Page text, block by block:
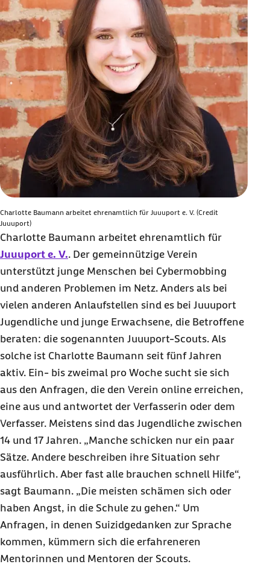
Charlotte Baumann arbeitet ehrenamtlich für Juuuport e. V. (Credit
Juuuport)
Charlotte Baumann arbeitet ehrenamtlich für
Juuuport e. V.. Der gemeinnützige Verein
unterstützt junge Menschen bei Cybermobbing
und anderen Problemen im Netz. Anders als bei
vielen anderen Anlaufstellen sind es bei Juuuport
Jugendliche und junge Erwachsene, die Betroffene
beraten: die sogenannten Juuuport-Scouts. Als
solche ist Charlotte Baumann seit fünf Jahren
aktiv. Ein- bis zweimal pro Woche sucht sie sich
aus den Anfragen, die den Verein online erreichen,
eine aus und antwortet der Verfasserin oder dem
Verfasser. Meistens sind das Jugendliche zwischen
14 und 17 Jahren. „Manche schicken nur ein paar
Sätze. Andere beschreiben ihre Situation sehr
ausführlich. Aber fast alle brauchen schnell Hilfe“,
sagt Baumann. „Die meisten schämen sich oder
haben Angst, in die Schule zu gehen.“ Um
Anfragen, in denen Suizidgedanken zur Sprache
kommen, kümmern sich die erfahreneren
Mentorinnen und Mentoren der Scouts.